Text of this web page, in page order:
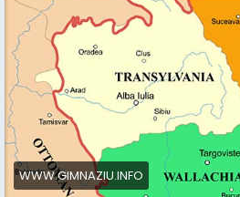
WWW.GIMNAZIU.INFO